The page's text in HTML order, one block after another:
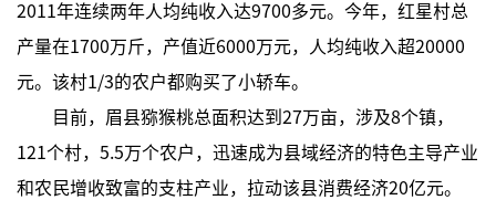
2011年连续两年人均纯收入达9700多元。今年，红星村总
产量在1700万斤，产值近6000万元，人均纯收入超20000
元。该村1/3的农户都购买了小轿车。
目前，眉县猕猴桃总面积达到27万亩，涉及8个镇，
121个村，5.5万个农户，迅速成为县域经济的特色主导产业
和农民增收致富的支柱产业，拉动该县消费经济20亿元。